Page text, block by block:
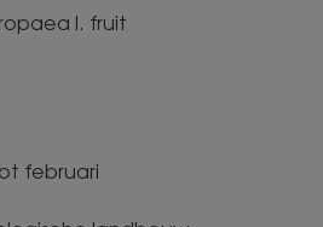
l. fruit
februari